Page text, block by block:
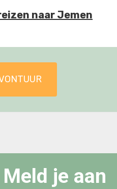
naar Jemen
Meld je aan